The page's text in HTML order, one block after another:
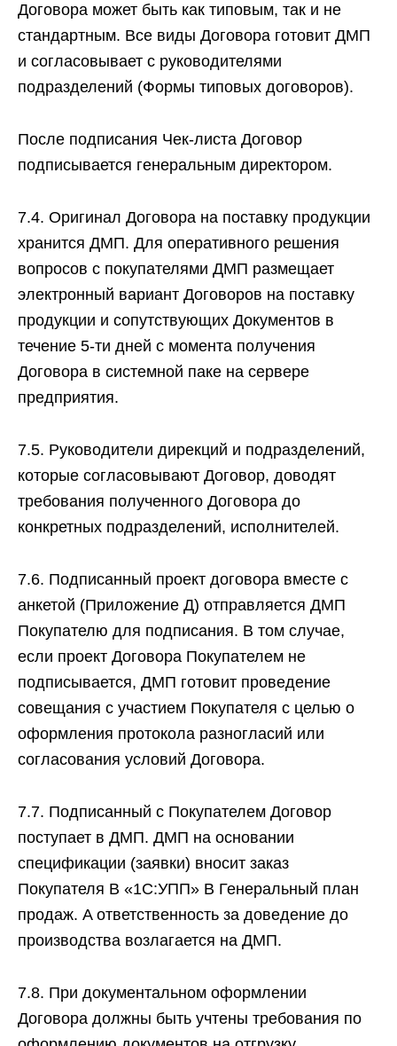
Договора может быть как типовым, так и не
стандартным. Все виды Договора готовит ДМП
и согласовывает с руководителями
подразделений (Формы типовых договоров).
После подписания Чек-листа Договор
подписывается генеральным директором.
7.4. Оригинал Договора на поставку продукции
хранится ДМП. Для оперативного решения
вопросов с покупателями ДМП размещает
электронный вариант Договоров на поставку
продукции и сопутствующих Документов в
течение 5-ти дней с момента получения
Договора в системной паке на сервере
предприятия.
7.5. Руководители дирекций и подразделений,
которые согласовывают Договор, доводят
требования полученного Договора до
конкретных подразделений, исполнителей.
7.6. Подписанный проект договора вместе с
анкетой (Приложение Д) отправляется ДМП
Покупателю для подписания. В том случае,
если проект Договора Покупателем не
подписывается, ДМП готовит проведение
совещания с участием Покупателя с целью о
оформления протокола разногласий или
согласования условий Договора.
7.7. Подписанный с Покупателем Договор
поступает в ДМП. ДМП на основании
спецификации (заявки) вносит заказ
Покупателя B «1С:УПП» B Генеральный план
продаж. A ответственность за доведение до
производства возлагается на ДМП.
7.8. При документальном оформлении
Договора должны быть учтены требования по